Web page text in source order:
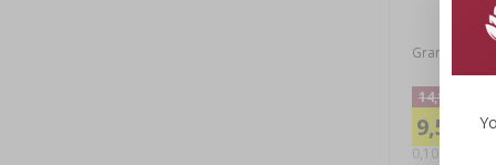
Grampos em
14,11 €
9,58 €
0,10 EUR/unid.